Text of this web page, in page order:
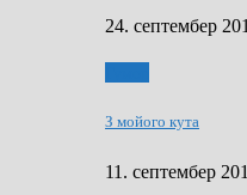
24. септембер
З мойого кута
11. септембер